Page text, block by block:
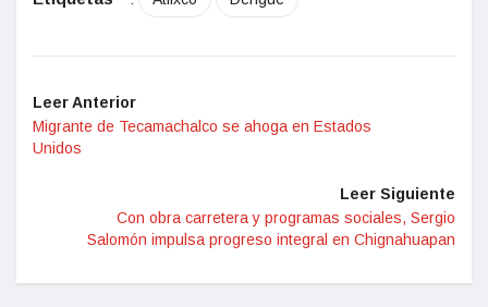
Leer Anterior
Migrante de Tecamachalco se ahoga en Estados
Unidos
Leer Siguiente
Con obra carretera y programas sociales, Sergio
Salomón impulsa progreso integral en Chignahuapan